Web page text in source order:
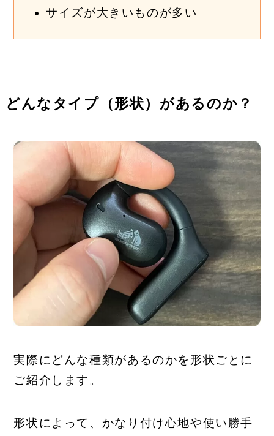
サイズが大きいものが多い
どんなタイプ（形状）があるのか？
実際にどんな種類があるのかを形状ごとに
ご紹介します。
形状によって、かなり付け心地や使い勝手